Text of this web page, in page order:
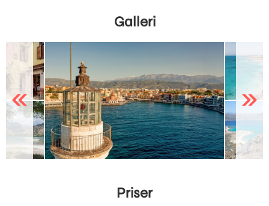
Galleri
Previous Next
Priser